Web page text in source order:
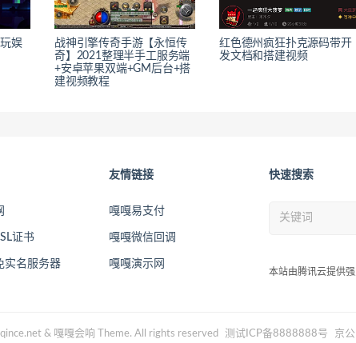
娱
战神引擎传奇手游【永恒传
奇】2021整理半手工服务端
+安卓苹果双端+GM后台+搭
建视频教程
红色德州疯狂扑克源码带开
发文档和搭建视频
证书
实名服务器
友情链接
嘎嘎易支付
嘎嘎微信回调
嘎嘎演示网
快速搜索
本站由腾讯云提供
& 嘎嘎会响 Theme. All rights reserved 测试ICP备8888888号 京